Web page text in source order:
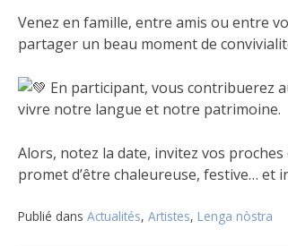
Venez en famille, entre amis ou entre
partager un beau moment de
En participant, vous contribuerez
vivre notre langue et notre patrimoine.
Alors, notez la date, invitez vos
promet d’être chaleureuse, festive… et
Publié dans Actualités, Artistes, Lenga nòstra